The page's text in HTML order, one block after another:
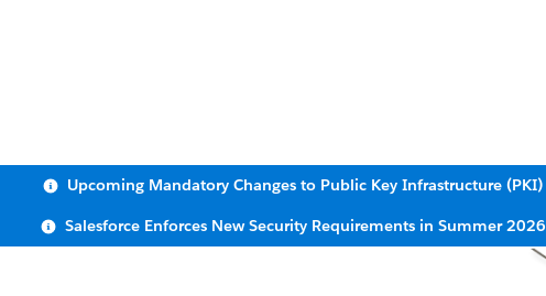
Upcoming Mandatory Changes to Public Key Infrastructure (PKI)
Salesforce Enforces New Security Requirements in Summer 2026